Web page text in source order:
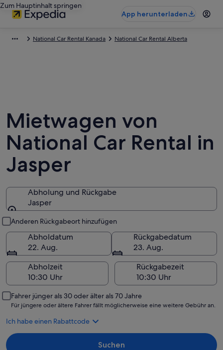
Zum Hauptinhalt springen
App herunterladen
National Car Rental Kanada National Car Rental Alberta
Mietwagen von
National Car Rental in
Jasper
Abholung und Rückgabe
Jasper
Anderen Rückgabeort hinzufügen
Abholdatum
22. Aug.
Rückgabedatum
23. Aug.
Abholzeit
Rückgabezeit
Fahrer jünger als 30 oder älter als 70 Jahre
Für jüngere oder ältere Fahrer fällt möglicherweise eine weitere Gebühr an.
Ich habe einen Rabattcode
Suchen